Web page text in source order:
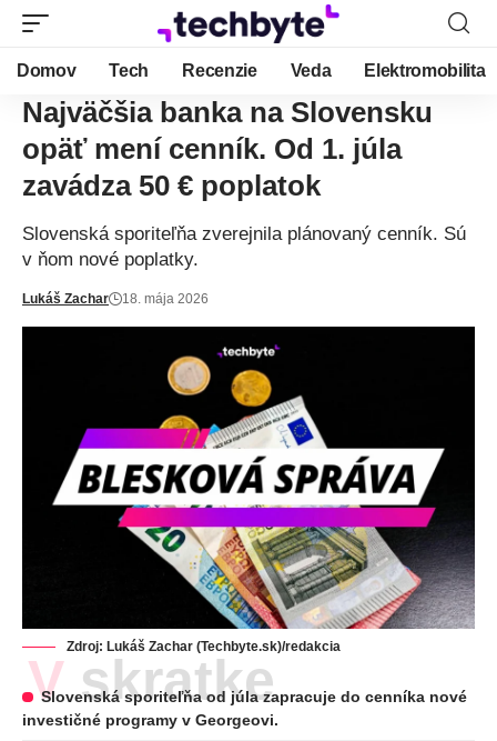
Domov Tech Recenzie Veda Elektromobilita
Najväčšia banka na Slovensku
opäť mení cenník. Od 1. júla
zavádza 50 € poplatok
Slovenská sporiteľňa zverejnila plánovaný cenník. Sú
v ňom nové poplatky.
Lukáš Zachar 18. mája 2026
Zdroj: Lukáš Zachar (Techbyte.sk)/redakcia
V skratke
Slovenská sporiteľňa od júla zapracuje do cenníka nové
investičné programy v Georgeovi.